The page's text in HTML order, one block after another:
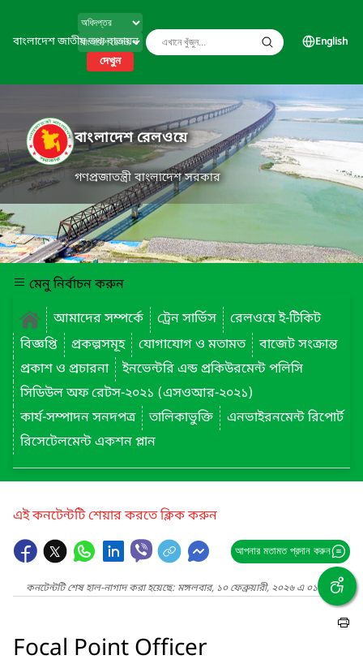
বাংলাদেশ জাতীয় তথ্য বাতায়ন
দেখুন
English
বাংলাদেশ রেলওয়ে
গণপ্রজাতন্ত্রী বাংলাদেশ সরকার
মেনু নির্বাচন করুন
আমাদের সম্পর্কে
ট্রেন সার্ভিস
রেলওয়ে ই-টিকিট
বিজ্ঞপ্তি
প্রকল্পসমূহ যোগাযোগ ও মতামত
বাজেট সংক্রান্ত
প্রকাশ ও প্রচারনা
ইনভেন্টরি এন্ড প্রকিউরমেন্ট পলিসি
সিডিউল অফ রেটস-২০২১ (এসওআর-২০২১)
কার্য-সম্পাদন সনদপত্র
তালিকাভুক্তি
এনভাইরনমেন্ট রিপোর্ট
রিসেটেলমেন্ট একশন প্লান
এই কনটেন্টটি শেয়ার করতে ক্লিক করুন
আপনার মতামত প্রদান করুন
কনটেন্টটি শেষ হাল-নাগাদ করা হয়েছে: মঙ্গলবার, ১০ ফেব্রুয়ারী, ২০২৬ এ ০১:৫৬ PM
Focal Point Officer